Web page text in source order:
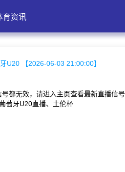
育资讯
U20 【2026-06-03 21:00:00】
都无效，请进入主页查看最新直播信号
萄牙U20直播、土伦杯